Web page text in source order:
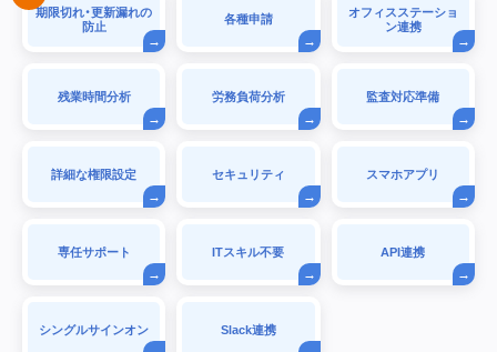
期限切れ・更新漏れの
防止 各種申請 オフィスステーショ
ン連携
残業時間分析 労務負荷分析 監査対応準備
詳細な権限設定 セキュリティ スマホアプリ
専任サポート ITスキル不要 API連携
シングルサインオン Slack連携